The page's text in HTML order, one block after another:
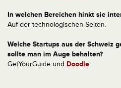
In welchen Bereichen hinkt sie
Auf der technologischen Seiten.
Welche Startups aus der Schweiz
sollte man im Auge behalten?
GetYourGuide und Doodle.